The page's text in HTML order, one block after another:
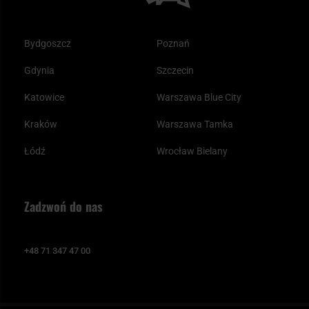
Bydgoszcz
Gdynia
Katowice
Kraków
Łódź
Poznań
Szczecin
Warszawa Blue City
Warszawa Tamka
Wrocław Bielany
Zadzwoń do nas
+48 71 347 47 00